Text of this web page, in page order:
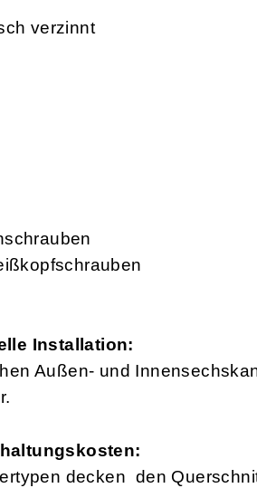
verzinnt
Installation:
Außen- und
decken den